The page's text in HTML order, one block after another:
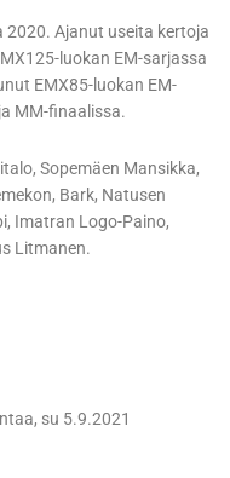
Ajanut useita kertoja
luokan EM-sarjassa
EMX85-luokan EM-
MM-finaalissa.
Sopemäen Mansikka,
Bark, Natusen
Imatran Logo-Paino,
Litmanen.
su 5.9.2021